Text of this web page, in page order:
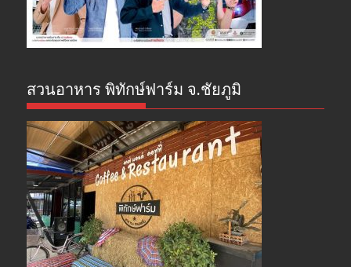
สวนอาหาร พิทักษ์ฟาร์ม จ.ชัยภูมิ